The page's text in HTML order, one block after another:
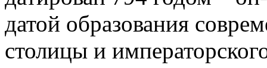
датой образования
столицы и